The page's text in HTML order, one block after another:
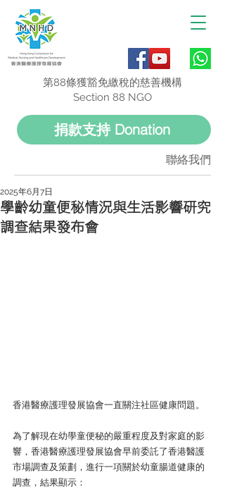
聯絡我們
捐款支持 Donation
第88條獲豁免繳稅的慈善機構
Section 88 NGO
學齡幼童便秘情況與生活影響研究
調查結果發布會
2025年6月7日
香港醫療護理發展協會一直關注社區健康問題。
為了解現在幼學童便秘的嚴重程度及對家庭的影
響，香港醫療護理發展協會早前委託了香港醫護
市場調查及策劃，進行一項關於幼童腸道健康的
調查，結果顯示：